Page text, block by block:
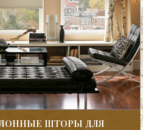
ШТОРЫ ДЛЯ